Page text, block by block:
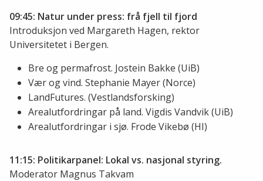
09:45: Natur under press: frå fjell til fjord
Introduksjon ved Margareth Hagen, rektor
Universitetet i Bergen.
Bre og permafrost. Jostein Bakke (UiB)
Vær og vind. Stephanie Mayer (Norce)
LandFutures. (Vestlandsforsking)
Arealutfordringar på land. Vigdis Vandvik (UiB)
Arealutfordringar i sjø. Frode Vikebø (HI)
11:15: Politikarpanel: Lokal vs. nasjonal styring.
Moderator Magnus Takvam